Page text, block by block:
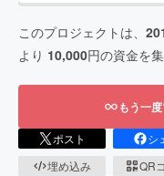
このプロジェクトは、
より 10,000円の資金を集
もう一
ポスト シ
埋め込み
QR